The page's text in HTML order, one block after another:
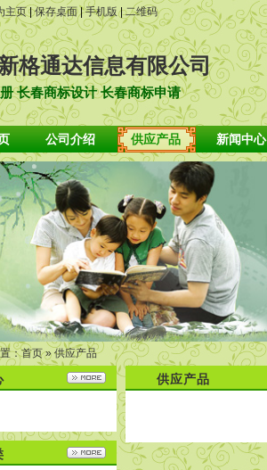
主页|保存桌面|手机版|二维码
格通达信息有限公司
长春商标设计 长春商标申请
公司介绍 供应产品 新闻中心
：首页» 供应产品
供应产品